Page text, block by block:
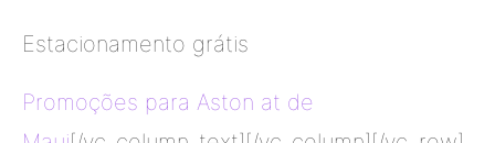
Estacionamento grátis
Promoções para Aston at de